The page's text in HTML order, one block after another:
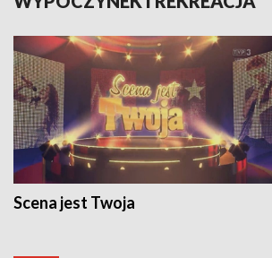
Scena jest Twoja